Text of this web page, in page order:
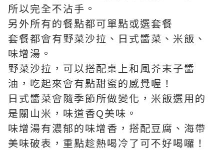
所以完全不沾手。
另外所有的餐點都可單點或選套餐
套餐都會有野菜沙拉、日式醬菜、米飯、
味增湯。
野菜沙拉，可以搭配桌上和風芥末子醬
油，吃起來會有點甜蜜的感覺喔！
日式醬菜會隨季節所做變化，米飯選用的
是關山米，味道香Q美味。
味增湯有濃郁的味增香，搭配豆腐、海帶
美味破表，重點趁熱喝冷了可不好喝囉！